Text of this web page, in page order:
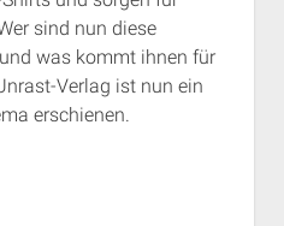
sind nun diese
was kommt ihnen für
Verlag ist nun ein
erschienen.